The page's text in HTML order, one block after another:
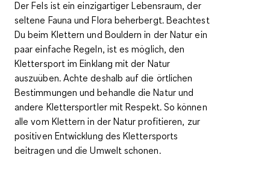
Der Fels ist ein einzigartiger Lebensraum, der
seltene Fauna und Flora beherbergt. Beachtest
Du beim Klettern und Bouldern in der Natur ein
paar einfache Regeln, ist es möglich, den
Klettersport im Einklang mit der Natur
auszuüben. Achte deshalb auf die örtlichen
Bestimmungen und behandle die Natur und
andere Klettersportler mit Respekt. So können
alle vom Klettern in der Natur profitieren, zur
positiven Entwicklung des Klettersports
beitragen und die Umwelt schonen.